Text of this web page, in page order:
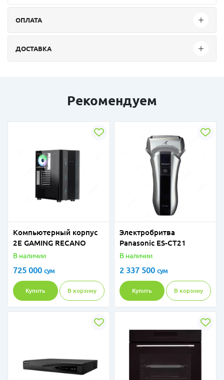
ОПЛАТА
ДОСТАВКА
Рекомендуем
Компьютерный корпус
2E GAMING RECANO
В наличии
725 000 сум
Купить В корзину
Электробритва
Panasonic ES-CT21
В наличии
2 337 500 сум
Купить В корзину